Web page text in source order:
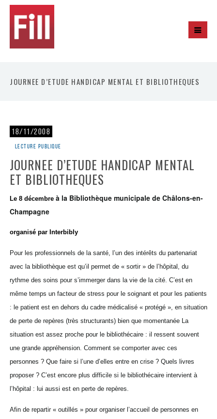
JOURNEE D’ETUDE HANDICAP MENTAL ET BIBLIOTHEQUES
18/11/2008
Lecture publique
JOURNEE D’ETUDE HANDICAP MENTAL
ET BIBLIOTHEQUES
Le 8 décembre à la Bibliothèque municipale de Châlons-en-
Champagne
organisé par Interbibly
Pour les professionnels de la santé, l’un des intérêts du partenariat
avec la bibliothèque est qu’il permet de « sortir » de l’hôpital, du
rythme des soins pour s’immerger dans la vie de la cité. C’est en
même temps un facteur de stress pour le soignant et pour les patients
: le patient est en dehors du cadre médicalisé « protégé », en situation
de perte de repères (très structurants) bien que momentanée La
situation est assez proche pour le bibliothécaire : il ressent souvent
une grande appréhension. Comment se comporter avec ces
personnes ? Que faire si l’une d’elles entre en crise ? Quels livres
proposer ? C’est encore plus difficile si le bibliothécaire intervient à
l’hôpital : lui aussi est en perte de repères.
Afin de repartir « outillés » pour organiser l’accueil de personnes en